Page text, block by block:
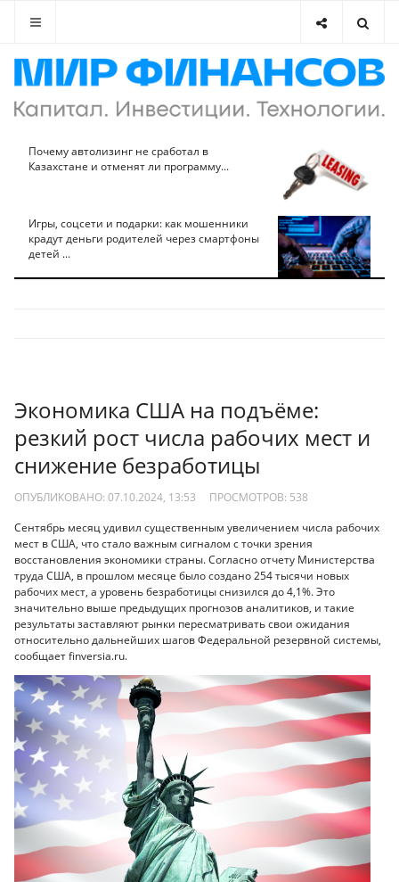
Почему автолизинг не сработал в
Казахстане и отменят ли программу...
Игры, соцсети и подарки: как мошенники
крадут деньги родителей через смартфоны
детей ...
Экономика США на подъёме:
резкий рост числа рабочих мест и
снижение безработицы
ОПУБЛИКОВАНО: 07.10.2024, 13:53 ПРОСМОТРОВ: 538
Сентябрь месяц удивил существенным увеличением числа рабочих
мест в США, что стало важным сигналом с точки зрения
восстановления экономики страны. Согласно отчету Министерства
труда США, в прошлом месяце было создано 254 тысячи новых
рабочих мест, а уровень безработицы снизился до 4,1%. Это
значительно выше предыдущих прогнозов аналитиков, и такие
результаты заставляют рынки пересматривать свои ожидания
относительно дальнейших шагов Федеральной резервной системы,
сообщает finversia.ru.